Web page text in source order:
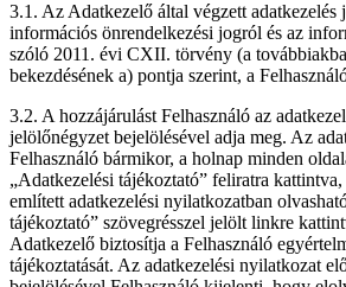
3.1. Az Adatkezelő által végzett adatkezelés
információs önrendelkezési jogról és az
szóló 2011. évi CXII. törvény (a
bekezdésének a) pontja szerint, a
3.2. A hozzájárulást Felhasználó az
jelölőnégyzet bejelölésével adja meg. Az
Felhasználó bármikor, a holnap minden
„Adatkezelési tájékoztató” feliratra
említett adatkezelési nyilatkozatban
tájékoztató” szövegrésszel jelölt linkre
Adatkezelő biztosítja a Felhasználó
tájékoztatását. Az adatkezelési nyilatkozat